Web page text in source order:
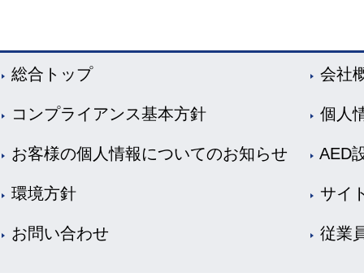
総合トップ 会社
コンプライアンス基本方針 個人
お客様の個人情報についてのお知らせ AED
環境方針 サイ
お問い合わせ 従業